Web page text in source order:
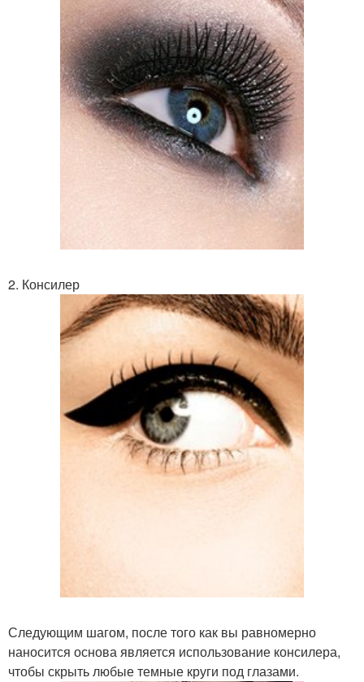
2. Консилер
Следующим шагом, после того как вы равномерно
наносится основа является использование консилера,
чтобы скрыть любые темные круги под глазами.